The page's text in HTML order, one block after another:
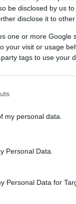
be disclosed by us
disclose it to other
one or more Google
your visit or usage
tags to use your
my personal data.
Personal Data.
Personal Data for
40
ez a
lassulása
független
Leonyid
a